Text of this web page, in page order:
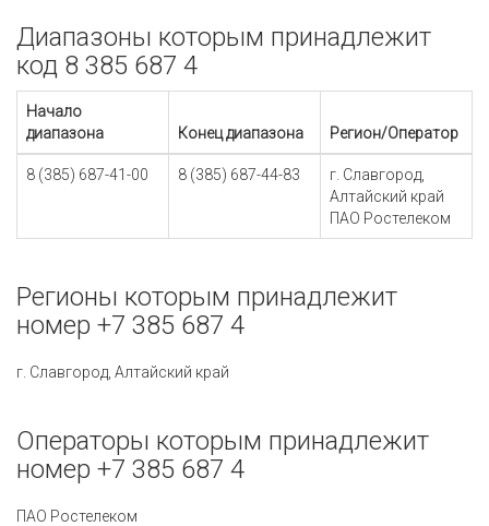
Диапазоны которым принадлежит
код 8 385 687 4
Начало
диапазона
Конец диапазона Регион/Оператор
8 (385) 687-41-00 8 (385) 687-44-83
г. Славгород,
Алтайский край
ПАО Ростелеком
Регионы которым принадлежит
номер +7 385 687 4
г. Славгород, Алтайский край
Операторы которым принадлежит
номер +7 385 687 4
ПАО Ростелеком